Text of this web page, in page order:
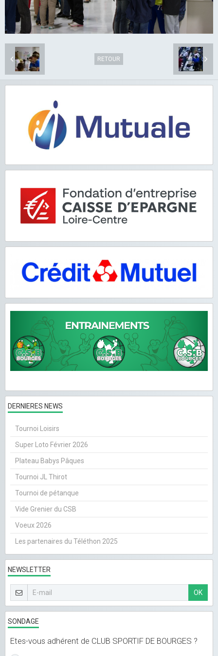
RETOUR
DERNIERES NEWS
Tournoi Loisirs
Super Loto Février 2026
Plateau Babys Pâques
Tournoi JL Thirot
Tournoi de pétanque
Vide Grenier du CSB
Voeux 2026
Les partenaires du Téléthon 2025
NEWSLETTER
OK
SONDAGE
Etes-vous adhérent de CLUB SPORTIF DE BOURGES ?